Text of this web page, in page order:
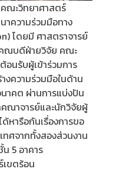
ณะวิทยาศาสตร์
ความร่วมมือทาง
โดยมี ศาสตราจารย์
คณบดีฝ่ายวิจัย คณะ
อนรับผู้เข้าร่วมการ
งความร่วมมือในด้าน
าคต ผ่านการแบ่งปัน
ณาจารย์และนักวิจัยผู้
หารือกันเรื่องการขอ
ทศจากทั้งสองส่วนงาน
5 อาคาร
เขตร้อน